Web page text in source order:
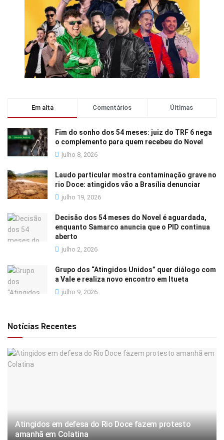
Em alta Comentários Últimas
Fim do sonho dos 54 meses: juiz do TRF 6 nega
o complemento para quem recebeu do Novel
julho 8, 2026
Laudo particular mostra contaminação grave no
rio Doce: atingidos vão a Brasília denunciar
julho 19, 2026
Decisão dos 54 meses do Novel é aguardada,
enquanto Samarco anuncia que o PID continua
aberto
julho 2, 2026
Grupo dos “Atingidos Unidos” quer diálogo com
a Vale e realiza novo encontro em Itueta
julho 9, 2026
Notícias Recentes
Atingidos em defesa do Rio Doce fazem protesto
amanhã em Colatina